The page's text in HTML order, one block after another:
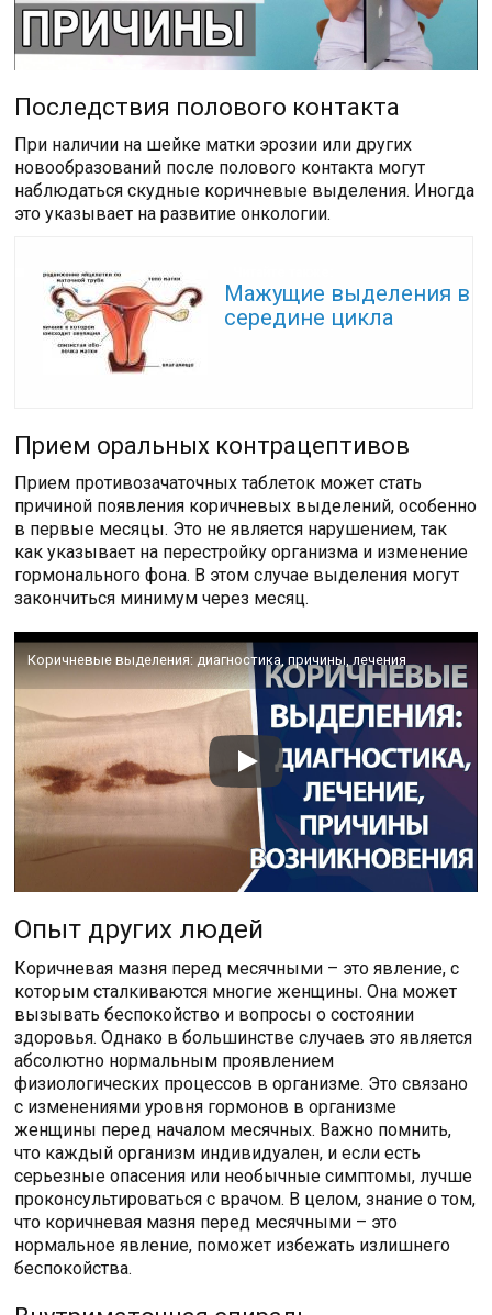
Последствия полового контакта
При наличии на шейке матки эрозии или других
новообразований после полового контакта могут
наблюдаться скудные коричневые выделения. Иногда
это указывает на развитие онкологии.
Мажущие выделения в
середине цикла
Прием оральных контрацептивов
Прием противозачаточных таблеток может стать
причиной появления коричневых выделений, особенно
в первые месяцы. Это не является нарушением, так
как указывает на перестройку организма и изменение
гормонального фона. В этом случае выделения могут
закончиться минимум через месяц.
Коричневые выделения: диагностика, причины, лечения
Опыт других людей
Коричневая мазня перед месячными – это явление, с
которым сталкиваются многие женщины. Она может
вызывать беспокойство и вопросы о состоянии
здоровья. Однако в большинстве случаев это является
абсолютно нормальным проявлением
физиологических процессов в организме. Это связано
с изменениями уровня гормонов в организме
женщины перед началом месячных. Важно помнить,
что каждый организм индивидуален, и если есть
серьезные опасения или необычные симптомы, лучше
проконсультироваться с врачом. В целом, знание о том,
что коричневая мазня перед месячными – это
нормальное явление, поможет избежать излишнего
беспокойства.